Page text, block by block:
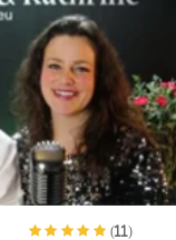
(11)